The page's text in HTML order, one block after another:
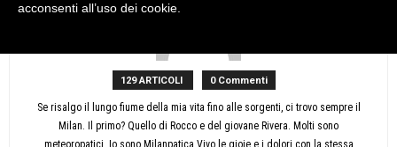
129 ARTICOLI 0 Commenti
Se risalgo il lungo fiume della mia vita fino alle sorgenti, ci trovo sempre il
Milan. Il primo? Quello di Rocco e del giovane Rivera. Molti sono
meteoropatici. Io sono Milanpatica.Vivo le gioie e i dolori con la stessa
acconsenti all’uso dei cookie.